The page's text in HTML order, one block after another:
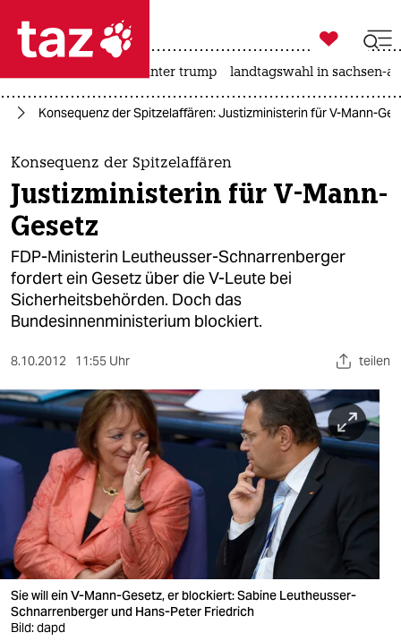
 taz zahl ich
taz zahl ich
themen
politik
öko
gesellschaft
kultur
sport
berlin
wahrheit
verlag
verlag
veranstaltungen
shop

taz zahl ich
usa unter trump landtagswahl in sachsen-
Konsequenz der Spitzelaffären: Justizministerin für V-Mann-
Konsequenz der Spitzelaffären
Justizministerin für V-Mann-
Gesetz
FDP-Ministerin Leutheusser-Schnarrenberger
fordert ein Gesetz über die V-Leute bei
Sicherheitsbehörden. Doch das
Bundesinnenministerium blockiert.
8.10.2012 11:55 Uhr teilen
Sie will ein V-Mann-Gesetz, er blockiert: Sabine Leutheusser-
Schnarrenberger und Hans-Peter Friedrich
Bild: dapd